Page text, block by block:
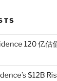
120 亿估
$12B